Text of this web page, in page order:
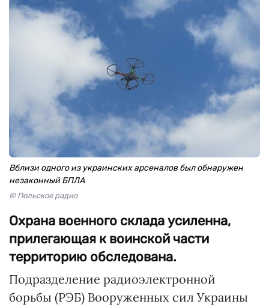
Вблизи одного из украинских арсеналов был обнаружен
незаконный БПЛА
© Польское радио
Охрана военного склада усиленна,
прилегающая к воинской части
территорию обследована.
Подразделение радиоэлектронной
борьбы (РЭБ) Вооруженных сил Украины